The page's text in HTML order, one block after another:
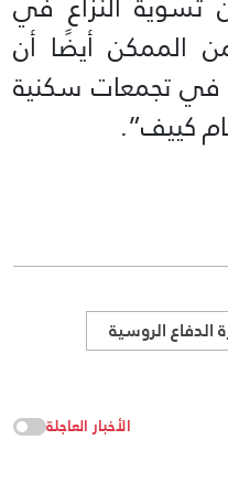
الممكن أيضًا أن
في تجمعات سكنية
كييف”.
الدفاع الروسية
الأخبار العاجلة